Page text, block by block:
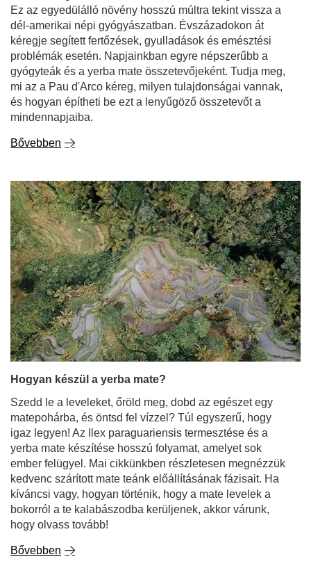
Ez az egyedülálló növény hosszú múltra tekint vissza a
dél-amerikai népi gyógyászatban. Évszázadokon át
kéregje segített fertőzések, gyulladások és emésztési
problémák esetén. Napjainkban egyre népszerűbb a
gyógyteák és a yerba mate összetevőjeként. Tudja meg,
mi az a Pau d'Arco kéreg, milyen tulajdonságai vannak,
és hogyan építheti be ezt a lenyűgöző összetevőt a
mindennapjaiba.
Bővebben
Hogyan készül a yerba mate?
Szedd le a leveleket, őröld meg, dobd az egészet egy
matepohárba, és öntsd fel vízzel? Túl egyszerű, hogy
igaz legyen! Az Ilex paraguariensis termesztése és a
yerba mate készítése hosszú folyamat, amelyet sok
ember felügyel. Mai cikkünkben részletesen megnézzük
kedvenc szárított mate teánk előállításának fázisait. Ha
kíváncsi vagy, hogyan történik, hogy a mate levelek a
bokorról a te kalabászodba kerüljenek, akkor várunk,
hogy olvass tovább!
Bővebben